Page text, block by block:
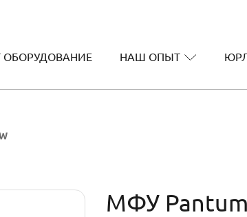
ОБОРУДОВАНИЕ НАШ ОПЫТ
МФУ